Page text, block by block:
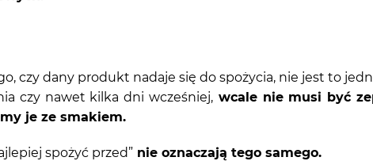
czy dany produkt nadaje się do spożycia, nie jest to
czy nawet kilka dni wcześniej, wcale nie musi być
je ze smakiem.
spożyć przed” nie oznaczają tego samego.